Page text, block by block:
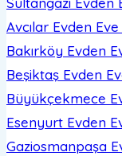
Avcılar Evden
Bakırköy Evden
Beşiktaş Evden
Büyükçekmece
Esenyurt Evden
Gaziosmanpaşa